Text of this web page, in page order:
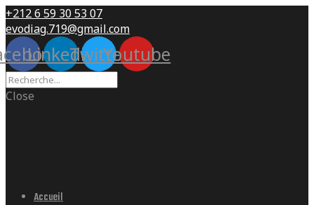
+212 6 59 30 53 07
evodiag.719@gmail.com
LinkedinTwitterYoutube
Close
Accueil